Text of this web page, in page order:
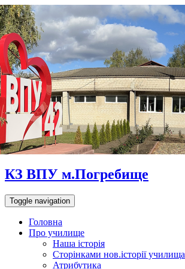
КЗ ВПУ м.Погребище
Toggle navigation
Головна
Про училище
Наша історія
Сторінками нов.історії училища
Атрибутика